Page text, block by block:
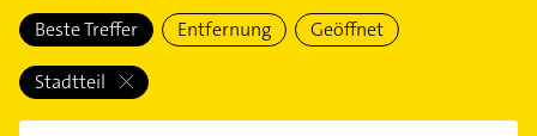
Beste Treffer Entfernung Geöffnet
Stadtteil